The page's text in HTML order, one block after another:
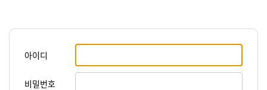
아이디
비밀번호